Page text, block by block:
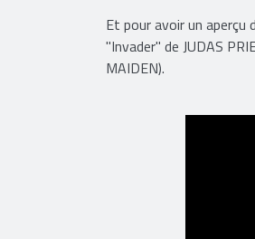
Et pour avoir un aperçu
"Invader" de JUDAS
MAIDEN).